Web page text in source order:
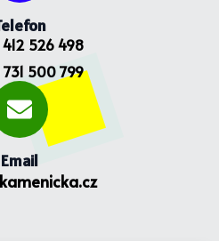
526 498
500 799
Email